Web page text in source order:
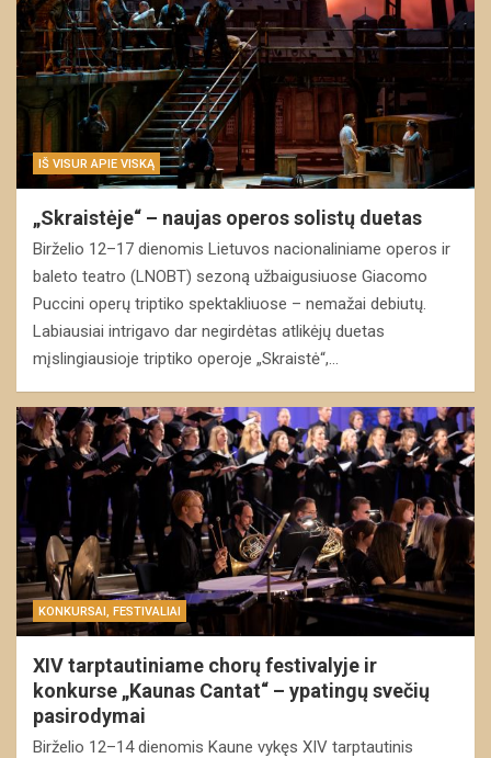
IŠ VISUR APIE VISKĄ
„Skraistėje“ – naujas operos solistų duetas
Birželio 12–17 dienomis Lietuvos nacionaliniame operos ir
baleto teatro (LNOBT) sezoną užbaigusiuose Giacomo
Puccini operų triptiko spektakliuose – nemažai debiutų.
Labiausiai intrigavo dar negirdėtas atlikėjų duetas
mįslingiausioje triptiko operoje „Skraistė“,…
KONKURSAI, FESTIVALIAI
XIV tarptautiniame chorų festivalyje ir
konkurse „Kaunas Cantat“ – ypatingų svečių
pasirodymai
Birželio 12–14 dienomis Kaune vykęs XIV tarptautinis